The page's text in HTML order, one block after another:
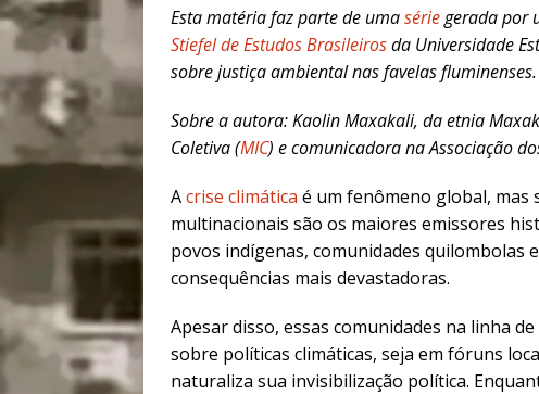
Esta matéria faz parte de umasériegerada por
Stiefel de Estudos Brasileirosda Universidade
sobre justiça ambiental nas favelas fluminenses.
Sobre a autora: Kaolin Maxakali, da etnia
Coletiva (MIC) e comunicadora na Associação
Acrise climática é um fenômeno global, mas
multinacionais são os maiores emissores
povos indígenas, comunidades
consequências mais devastadoras.
Apesar disso, essas comunidades na linha
sobre políticas climáticas, seja em fóruns
naturaliza sua invisibilização política.